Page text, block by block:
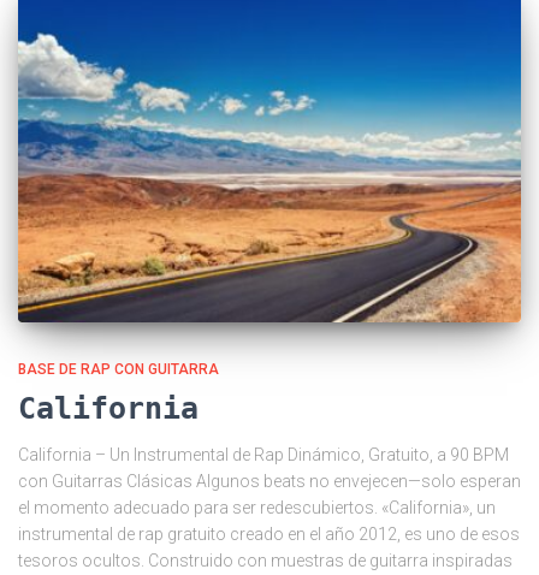
BASE DE RAP CON GUITARRA
California
California – Un Instrumental de Rap Dinámico, Gratuito, a 90 BPM
con Guitarras Clásicas Algunos beats no envejecen—solo esperan
el momento adecuado para ser redescubiertos. «California», un
instrumental de rap gratuito creado en el año 2012, es uno de esos
tesoros ocultos. Construido con muestras de guitarra inspiradas